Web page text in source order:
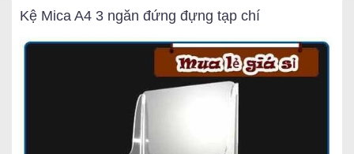
Kệ Mica A4 3 ngăn đứng đựng tạp chí